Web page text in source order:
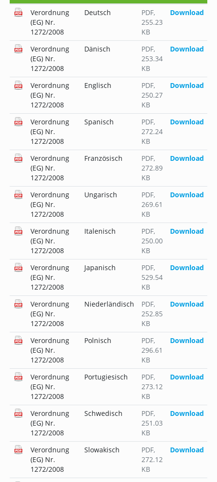
Verordnung
(EG) Nr.
1272/2008
Deutsch PDF,
255.23
KB
Download
Verordnung
(EG) Nr.
1272/2008
Dänisch PDF,
253.34
KB
Download
Verordnung
(EG) Nr.
1272/2008
Englisch PDF,
250.27
KB
Download
Verordnung
(EG) Nr.
1272/2008
Spanisch PDF,
272.24
KB
Download
Verordnung
(EG) Nr.
1272/2008
Französisch PDF,
272.89
KB
Download
Verordnung
(EG) Nr.
1272/2008
Ungarisch PDF,
269.61
KB
Download
Verordnung
(EG) Nr.
1272/2008
Italenisch PDF,
250.00
KB
Download
Verordnung
(EG) Nr.
1272/2008
Japanisch PDF,
529.54
KB
Download
Verordnung
(EG) Nr.
1272/2008
Niederländisch PDF,
252.85
KB
Download
Verordnung
(EG) Nr.
1272/2008
Polnisch PDF,
296.61
KB
Download
Verordnung
(EG) Nr.
1272/2008
Portugiesisch PDF,
273.12
KB
Download
Verordnung
(EG) Nr.
1272/2008
Schwedisch PDF,
251.03
KB
Download
Verordnung
(EG) Nr.
1272/2008
Slowakisch PDF,
272.12
KB
Download